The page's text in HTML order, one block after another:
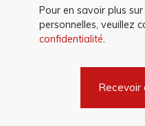
Pour en savoir plus
personnelles, veuillez
confidentialité.
Recevoir